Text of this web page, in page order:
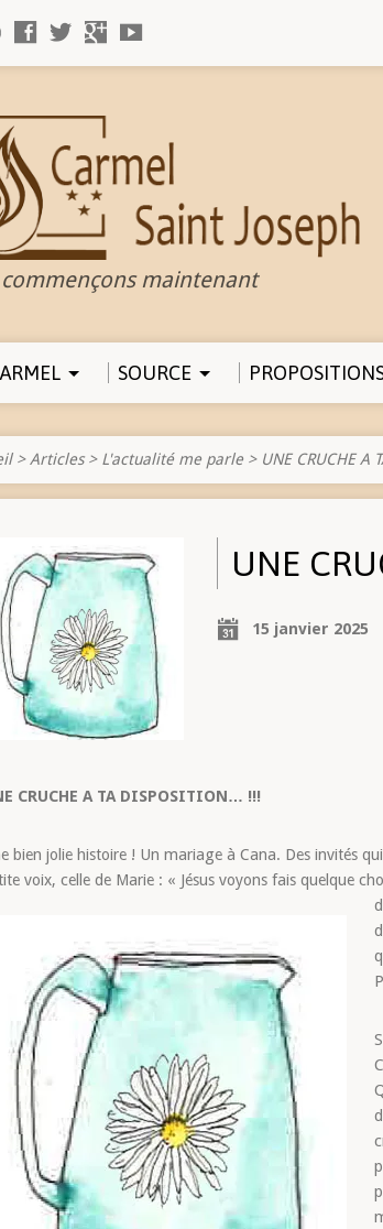
maintenant
SOURCE
> Articles> L'actualité me parle> UNE CRUCHE A
UNE
15 janvier 2025
CRUCHE A TA DISPOSITION… !!!
bien jolie histoire ! Un mariage à Cana. Des invités
voix, celle de Marie : « Jésus voyons fais quelque